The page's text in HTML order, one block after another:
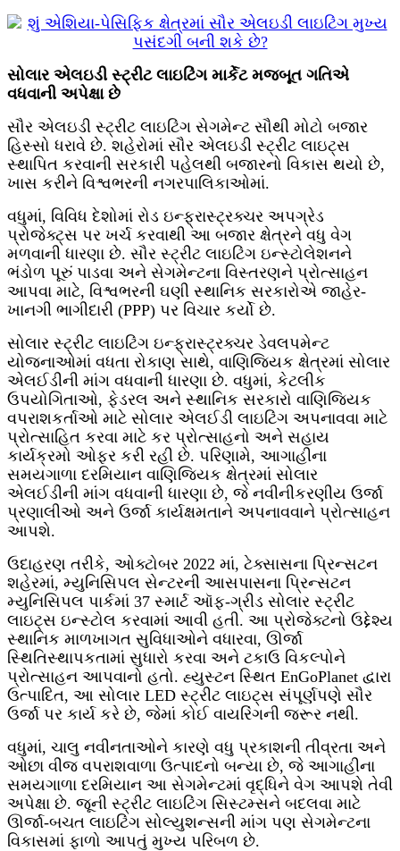
સોલાર એલઇડી સ્ટ્રીટ લાઇટિંગ માર્કેટ મજબૂત ગતિએ
વધવાની અપેક્ષા છે
સૌર એલઇડી સ્ટ્રીટ લાઇટિંગ સેગમેન્ટ સૌથી મોટો બજાર
હિસ્સો ધરાવે છે. શહેરોમાં સૌર એલઇડી સ્ટ્રીટ લાઇટ્સ
સ્થાપિત કરવાની સરકારી પહેલથી બજારનો વિકાસ થયો છે,
ખાસ કરીને વિશ્વભરની નગરપાલિકાઓમાં.
વધુમાં, વિવિધ દેશોમાં રોડ ઇન્ફ્રાસ્ટ્રક્ચર અપગ્રેડ
પ્રોજેક્ટ્સ પર ખર્ચ કરવાથી આ બજાર ક્ષેત્રને વધુ વેગ
મળવાની ધારણા છે. સૌર સ્ટ્રીટ લાઇટિંગ ઇન્સ્ટોલેશનને
ભંડોળ પૂરું પાડવા અને સેગમેન્ટના વિસ્તરણને પ્રોત્સાહન
આપવા માટે, વિશ્વભરની ઘણી સ્થાનિક સરકારોએ જાહેર-
ખાનગી ભાગીદારી (PPP) પર વિચાર કર્યો છે.
સોલાર સ્ટ્રીટ લાઇટિંગ ઇન્ફ્રાસ્ટ્રક્ચર ડેવલપમેન્ટ
યોજનાઓમાં વધતા રોકાણ સાથે, વાણિજ્યિક ક્ષેત્રમાં સોલાર
એલઈડીની માંગ વધવાની ધારણા છે. વધુમાં, કેટલીક
ઉપયોગિતાઓ, ફેડરલ અને સ્થાનિક સરકારો વાણિજ્યિક
વપરાશકર્તાઓ માટે સોલાર એલઈડી લાઇટિંગ અપનાવવા માટે
પ્રોત્સાહિત કરવા માટે કર પ્રોત્સાહનો અને સહાય
કાર્યક્રમો ઓફર કરી રહી છે. પરિણામે, આગાહીના
સમયગાળા દરમિયાન વાણિજ્યિક ક્ષેત્રમાં સોલાર
એલઈડીની માંગ વધવાની ધારણા છે, જે નવીનીકરણીય ઉર્જા
પ્રણાલીઓ અને ઉર્જા કાર્યક્ષમતાને અપનાવવાને પ્રોત્સાહન
આપશે.
ઉદાહરણ તરીકે, ઓક્ટોબર 2022 માં, ટેક્સાસના પ્રિન્સટન
શહેરમાં, મ્યુનિસિપલ સેન્ટરની આસપાસના પ્રિન્સટન
મ્યુનિસિપલ પાર્કમાં 37 સ્માર્ટ ઑફ-ગ્રીડ સોલાર સ્ટ્રીટ
લાઇટ્સ ઇન્સ્ટોલ કરવામાં આવી હતી. આ પ્રોજેક્ટનો ઉદ્દેશ્ય
સ્થાનિક માળખાગત સુવિધાઓને વધારવા, ઊર્જા
સ્થિતિસ્થાપકતામાં સુધારો કરવા અને ટકાઉ વિકલ્પોને
પ્રોત્સાહન આપવાનો હતો. હ્યુસ્ટન સ્થિત EnGoPlanet દ્વારા
ઉત્પાદિત, આ સોલાર LED સ્ટ્રીટ લાઇટ્સ સંપૂર્ણપણે સૌર
ઉર્જા પર કાર્ય કરે છે, જેમાં કોઈ વાયરિંગની જરૂર નથી.
વધુમાં, ચાલુ નવીનતાઓને કારણે વધુ પ્રકાશની તીવ્રતા અને
ઓછા વીજ વપરાશવાળા ઉત્પાદનો બન્યા છે, જે આગાહીના
સમયગાળા દરમિયાન આ સેગમેન્ટમાં વૃદ્ધિને વેગ આપશે તેવી
અપેક્ષા છે. જૂની સ્ટ્રીટ લાઇટિંગ સિસ્ટમ્સને બદલવા માટે
ઊર્જા-બચત લાઇટિંગ સોલ્યુશન્સની માંગ પણ સેગમેન્ટના
વિકાસમાં ફાળો આપતું મુખ્ય પરિબળ છે.